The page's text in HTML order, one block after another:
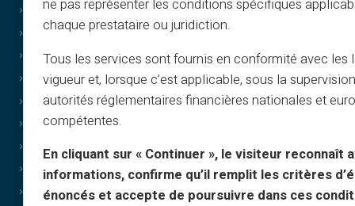
Generelle vilkår
Juridisk meddelelse
Privatlivspolitik
Brugsbetingelser
Cookiepolitik
FAQ
Vejledninger
Vilkår – henvisningsprogram
Politik for print og brug af billeder
ne pas représenter les conditions spécifiques
chaque prestataire ou juridiction.
Tous les services sont fournis en conformité avec les
vigueur et, lorsque c’est applicable, sous la
autorités réglementaires financières nationales et
compétentes.
En cliquant sur « Continuer », le visiteur reconnaît
informations, confirme qu’il remplit les critères
énoncés et accepte de poursuivre dans ces